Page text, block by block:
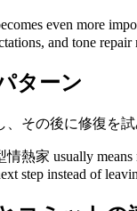
even more
and tone
ターン
その後に修復を
熱家 usually means
step instead of